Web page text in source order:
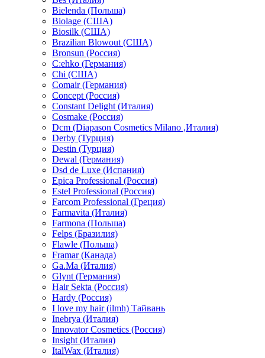
Bielenda (Польша)
Biolage (США)
Biosilk (США)
Brazilian Blowout (США)
Bronsun (Россия)
C:ehko (Германия)
Chi (США)
Comair (Германия)
Concept (Россия)
Constant Delight (Италия)
Cosmake (Россия)
Dcm (Diapason Cosmetics Milano ,Италия)
Derby (Турция)
Destin (Турция)
Dewal (Германия)
Dsd de Luxe (Испания)
Epica Professional (Россия)
Estel Professional (Россия)
Farcom Professional (Греция)
Farmavita (Италия)
Farmona (Польша)
Felps (Бразилия)
Flawle (Польша)
Framar (Канада)
Ga.Ma (Италия)
Glynt (Германия)
Hair Sekta (Россия)
Hardy (Россия)
I love my hair (ilmh) Тайвань
Inebrya (Италия)
Innovator Cosmetics (Россия)
Insight (Италия)
ItalWax (Италия)